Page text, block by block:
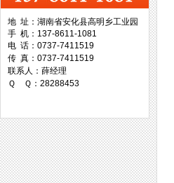
台湾协威机械
台湾万事达切削科技
地 址：湖南省安化县高明乡工业园
手 机：137-8611-1081
电 话：0737-7411519
传 真：0737-7411519
联系人：薛经理
Ｑ Ｑ：28288453